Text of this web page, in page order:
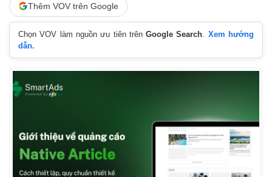
Thêm VOV trên Google
Chọn VOV làm nguồn ưu tiên trênGoogle Search
Xem hướng
dẫn.